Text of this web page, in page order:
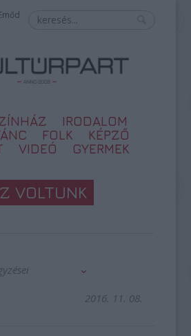
IRODALOM
FOLK
KÉPZŐ
VIDEÓ GYERMEK
VOLTUNK
2016. 11. 08.